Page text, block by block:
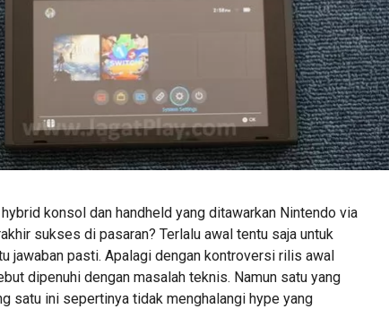
konsol dan handheld yang ditawarkan Nintendo via
sukses di pasaran? Terlalu awal tentu saja untuk
jawaban pasti. Apalagi dengan kontroversi rilis awal
dipenuhi dengan masalah teknis. Namun satu yang
satu ini sepertinya tidak menghalangi hype yang